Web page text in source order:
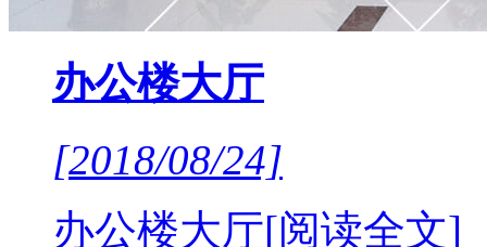
办公楼大厅
[2018/08/24]
办公楼大厅[阅读全文]